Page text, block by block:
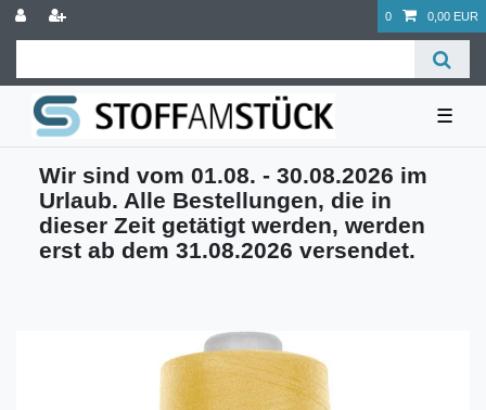
0 0,00 EUR
☰
Wir sind vom 01.08. - 30.08.2026 im
Urlaub. Alle Bestellungen, die in
dieser Zeit getätigt werden, werden
erst ab dem 31.08.2026 versendet.